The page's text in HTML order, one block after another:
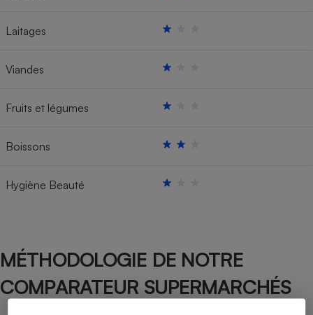
Laitages
Viandes
Fruits et légumes
Boissons
Hygiène Beauté
MÉTHODOLOGIE DE NOTRE
COMPARATEUR SUPERMARCHÉS